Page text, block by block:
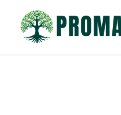
contenido